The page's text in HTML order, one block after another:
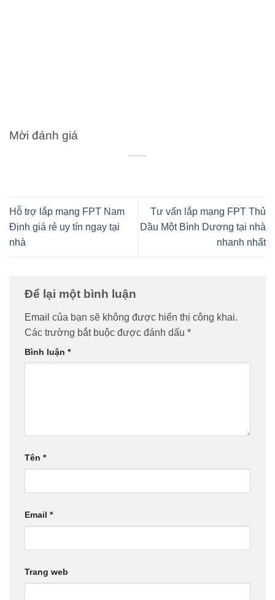
Mời đánh giá
Hỗ trợ lắp mạng FPT Nam
Định giá rẻ uy tín ngay tại
nhà
Tư vấn lắp mạng FPT Thủ
Dầu Một Bình Dương tại nhà
nhanh nhất
Để lại một bình luận
Email của bạn sẽ không được hiển thị công khai.
Các trường bắt buộc được đánh dấu *
Bình luận *
Tên *
Email *
Trang web